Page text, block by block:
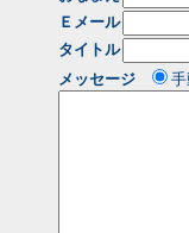
Ｅメール
タイトル
メッセージ